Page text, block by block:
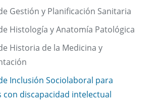
Gestión y Planificación Sanitaria
Histología y Anatomía Patológica
Historia de la Medicina y
Inclusión Sociolaboral para
con discapacidad intelectual